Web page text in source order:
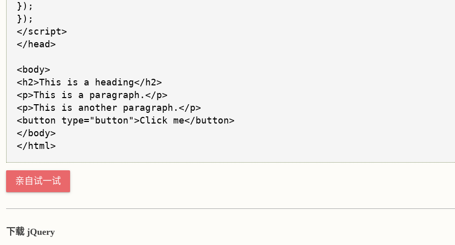
});
});
</script>
</head>
<body>
<h2>This is a heading</h2>
<p>This is a paragraph.</p>
<p>This is another paragraph.</p>
<button type="button">Click me</button>
</body>
亲自试一试
下载 jQuery